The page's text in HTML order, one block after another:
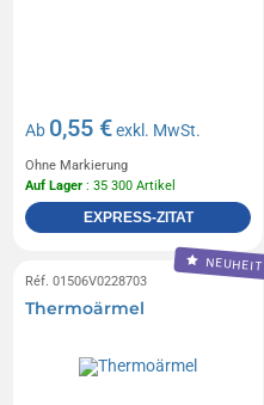
Ab 0,55 €exkl. MwSt.
Ohne Markierung
Auf Lager : 35 300 Artikel
EXPRESS-ZITAT
NEUHEIT
Réf. 01506V0228703
Thermoärmel